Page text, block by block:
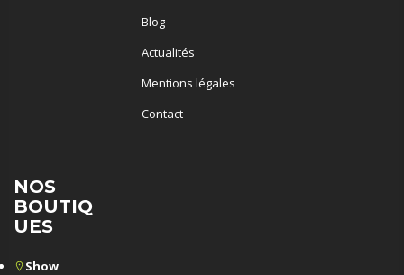
Blog
Actualités
Mentions légales
Contact
NOS
BOUTIQ
UES
Show